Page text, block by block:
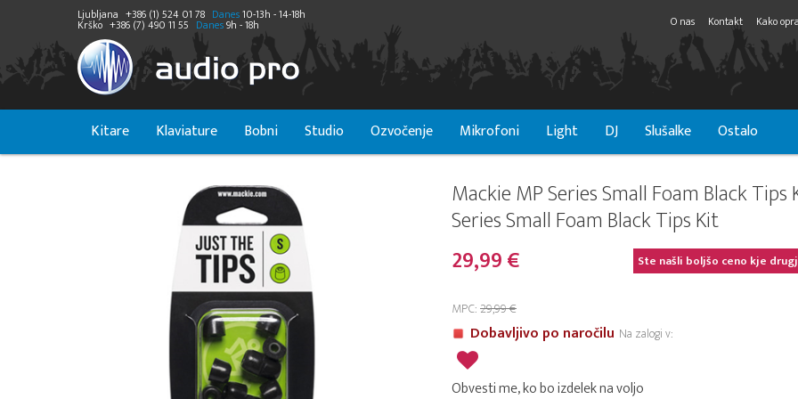
Ljubljana +386 (1) 524 01 78 Danes10-13h - 14-18h
Krško +386 (7) 490 11 55 Danes9h - 18h O nas Kontakt Kako
Kitare Klaviature Bobni Studio Ozvočenje Mikrofoni Light DJ Slušalke Ostalo
Mackie MP Series Small Foam Black Tips
Series Small Foam Black Tips Kit
29,99 €
Ste našli boljšo ceno kje
MPC:29,99 €
Dobavljivo po naročilu Na zalogi v:
Obvesti me, ko bo izdelek na voljo